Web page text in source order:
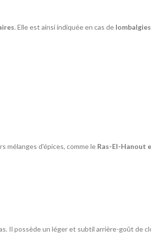
. Elle est ainsi indiquée en cas de
mélanges d'épices, comme le Ras-El-Hanout
Il possède un léger et subtil arrière-goût de